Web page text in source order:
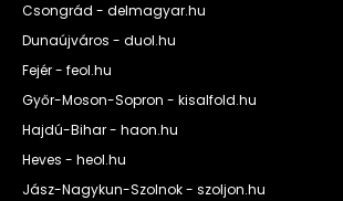
Csongrád - delmagyar.hu
Dunaújváros - duol.hu
Fejér - feol.hu
Győr-Moson-Sopron - kisalfold.hu
Hajdú-Bihar - haon.hu
Heves - heol.hu
Jász-Nagykun-Szolnok - szoljon.hu